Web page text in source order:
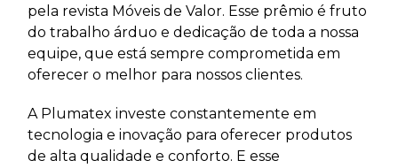
pela revista Móveis de Valor. Esse prêmio é fruto
do trabalho árduo e dedicação de toda a nossa
equipe, que está sempre comprometida em
oferecer o melhor para nossos clientes.
A Plumatex investe constantemente em
tecnologia e inovação para oferecer produtos
de alta qualidade e conforto. E esse